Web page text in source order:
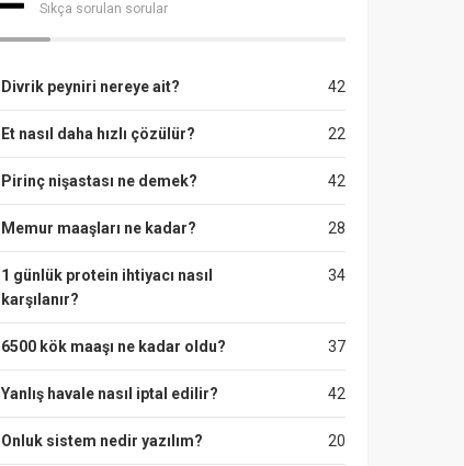
Sıkça sorulan sorular
42
Divrik peyniri nereye ait?
22
Et nasıl daha hızlı çözülür?
42
Pirinç nişastası ne demek?
28
Memur maaşları ne kadar?
34
1 günlük protein ihtiyacı nasıl
karşılanır?
37
6500 kök maaşı ne kadar oldu?
42
Yanlış havale nasıl iptal edilir?
20
Onluk sistem nedir yazılım?